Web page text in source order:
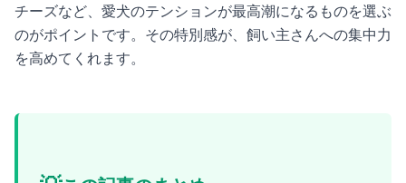
チーズなど、愛犬のテンションが最高潮になるものを選ぶ
のがポイントです。その特別感が、飼い主さんへの集中力
を高めてくれます。